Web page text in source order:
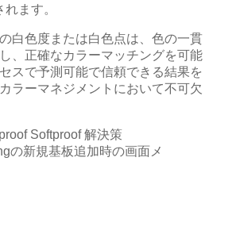
ます。
白色度または白色点は、色の一貫
、正確なカラーマッチングを可能
スで予測可能で信頼できる結果を
ラーマネジメントにおいて不可欠